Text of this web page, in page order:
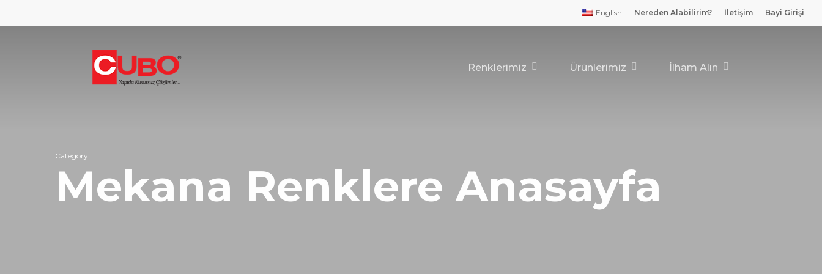
to
English Nereden Alabilirim? İletişim Bayi Girişi
Renklerimiz Ürünlerimiz İlham Alın
Category
Mekana Renklere Anasayfa